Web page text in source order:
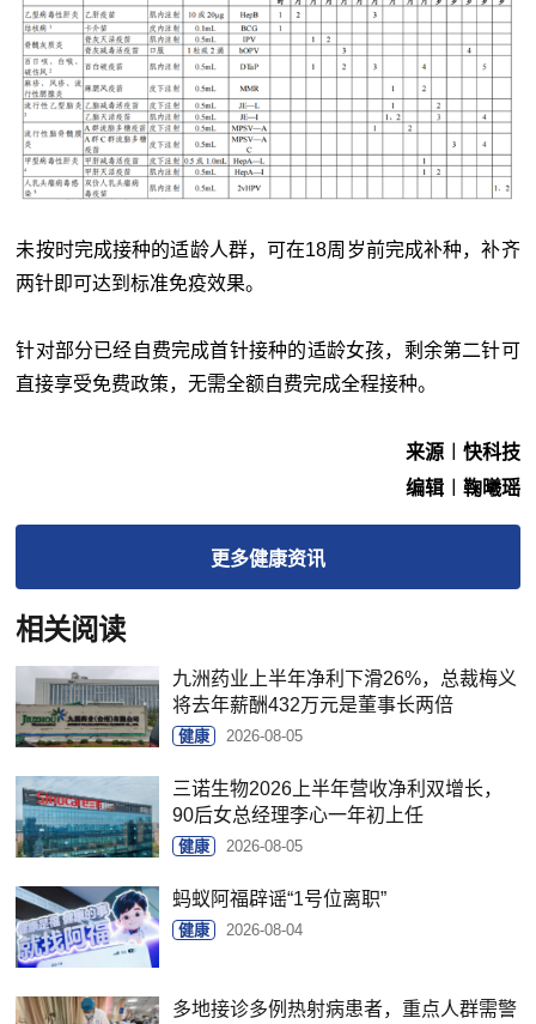
未按时完成接种的适龄人群，可在18周岁前完成补种，补齐
两针即可达到标准免疫效果。
针对部分已经自费完成首针接种的适龄女孩，剩余第二针可
直接享受免费政策，无需全额自费完成全程接种。
来源︱快科技
编辑︱鞠曦瑶
更多健康资讯
相关阅读
九洲药业上半年净利下滑26%，总裁梅义
将去年薪酬432万元是董事长两倍
健康 2026-08-05
三诺生物2026上半年营收净利双增长，
90后女总经理李心一年初上任
健康 2026-08-05
蚂蚁阿福辟谣“1号位离职”
健康 2026-08-04
多地接诊多例热射病患者，重点人群需警